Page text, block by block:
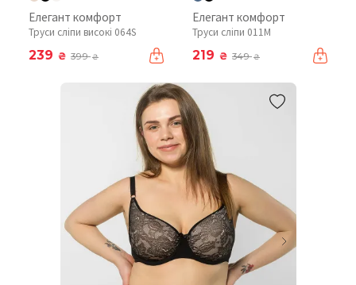
Елегант комфорт
Труси сліпи високі 064S
239 ₴ 399₴
Елегант комфорт
Труси сліпи 011М
219 ₴ 349₴